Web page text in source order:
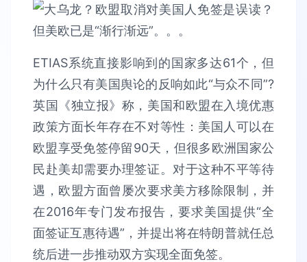
ETIAS系统直接影响到的国家多达61个，但
为什么只有美国舆论的反响如此“与众不同”?
英国《独立报》称，美国和欧盟在入境优惠
政策方面长年存在不对等性：美国人可以在
欧盟享受免签停留90天，但很多欧洲国家公
民赴美却需要办理签证。对于这种不平等待
遇，欧盟方面曾屡次要求美方移除限制，并
在2016年专门发布报告，要求美国提供“全
面签证互惠待遇”，并提出将在特朗普就任总
统后进一步推动双方实现全面免签。